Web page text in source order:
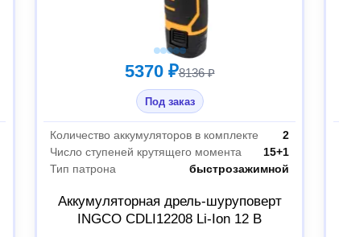
5370 ₽8136 ₽
Под заказ
Количество аккумуляторов в комплекте
2
Число ступеней крутящего момента
15+1
Тип патрона
быстрозажимной
Аккумуляторная дрель-шуруповерт
INGCO CDLI12208 Li-Ion 12 В